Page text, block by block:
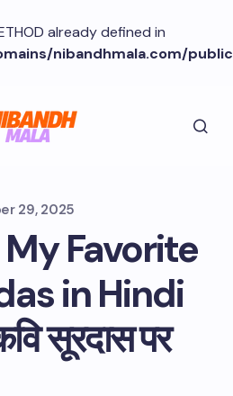
already defined in
nibandhmala.com/
29, 2025
Favorite
in Hindi
सूरदास पर